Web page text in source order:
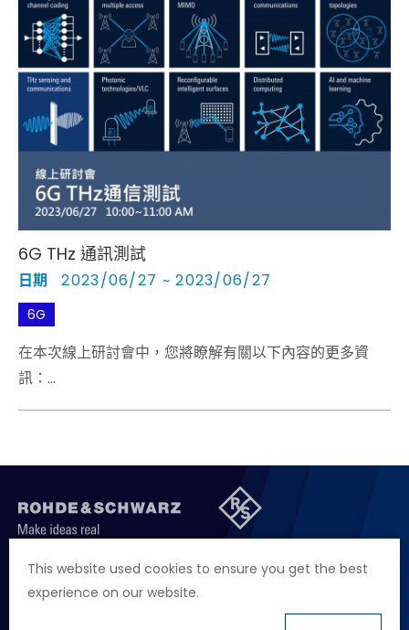
This website used cookies to ensure you get the best
experience on our website.
6G THz 通訊測試
日期 2023/06/27 ~ 2023/06/27
6G
在本次線上研討會中，您將瞭解有關以下內容的更多資
訊：
聯絡我們 徵才資訊 隱私權政策 網站聲明
地址
台北市114內湖區堤頂大道二段89號4樓